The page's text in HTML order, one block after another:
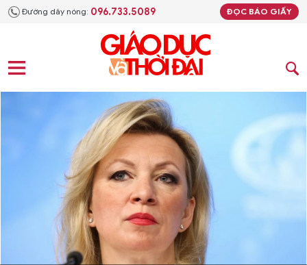
Đường dây nóng: 096.733.5089 ĐỌC BÁO GIẤY